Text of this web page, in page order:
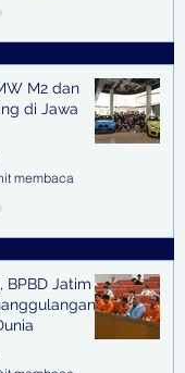
M2 dan
di Jawa
membaca
BPBD Jatim